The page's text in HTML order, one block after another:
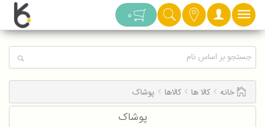
دسته بندی 0
خانه کالا ها کالاها پوشاک
پوشاک